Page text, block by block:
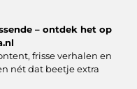
– ontdek het op
frisse verhalen en
nét dat beetje extra